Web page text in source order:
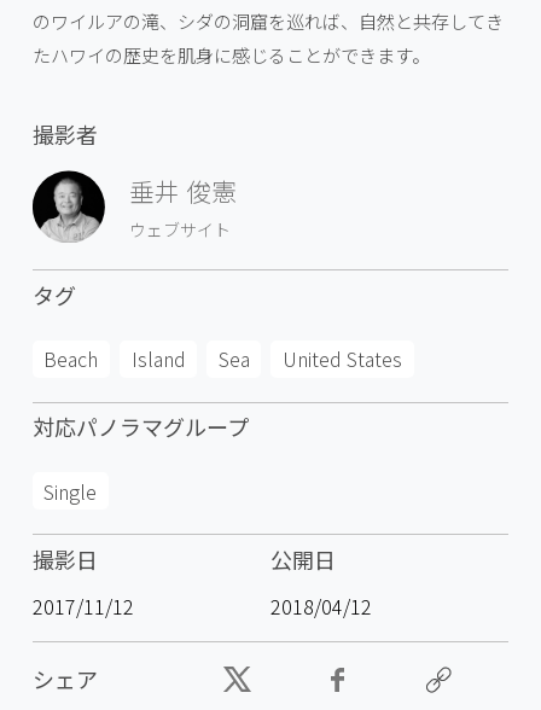
のワイルアの滝、シダの洞窟を巡れば、自然と共存してき
たハワイの歴史を肌身に感じることができます。
撮影者
垂井 俊憲
ウェブサイト
タグ
Beach Island Sea United States
対応パノラマグループ
Single
撮影日
2017/11/12
公開日
2018/04/12
シェア